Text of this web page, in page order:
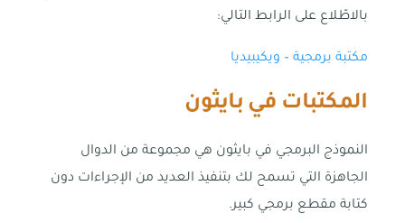
بالاطّلاع على الرابط التالي:
مكتبة برمجية – ويكيبيديا
المكتبات في بايثون
النموذج البرمجي في بايثون هي مجموعة من الدوال
الجاهزة التي تسمح لك بتنفيذ العديد من الإجراءات دون
كتابة مقطع برمجي كبير.